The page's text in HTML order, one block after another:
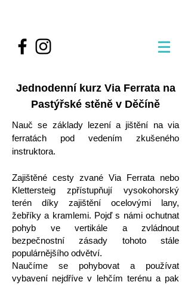
Jednodenní kurz Via Ferrata na
Pastýřské stěně v Děčíně
Nauč se základy lezení a jištění na via
ferratách pod vedením zkušeného
instruktora.
Zajištěné cesty zvané Via Ferrata nebo
Klettersteig zpřístupňují vysokohorský
terén díky zajištění ocelovými lany,
žebříky a kramlemi. Pojď s námi ochutnat
pohyb ve vertikále a zvládnout
bezpečnostní zásady tohoto stále
populárnějšího odvětví.
Naučíme se pohybovat a používat
vybavení nejdříve v lehčím terénu a pak